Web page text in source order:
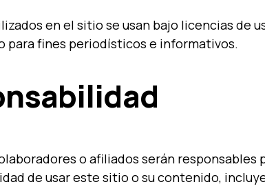
en el sitio se usan bajo licencias de
para fines periodísticos e informativos.
o afiliados serán responsables
de usar este sitio o su contenido,